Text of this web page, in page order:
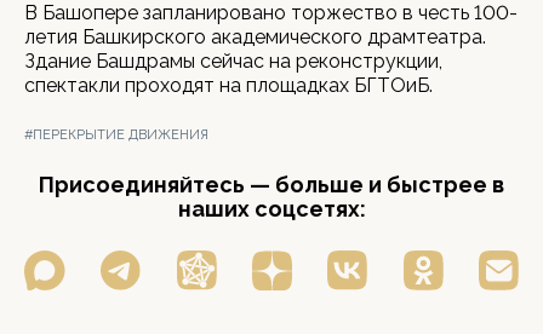
В Башопере запланировано торжество в честь 100-
летия Башкирского академического драмтеатра.
Здание Башдрамы сейчас на реконструкции,
спектакли проходят на площадках БГТОиБ.
#ПЕРЕКРЫТИЕ ДВИЖЕНИЯ
Присоединяйтесь — больше и быстрее в
наших соцсетях: